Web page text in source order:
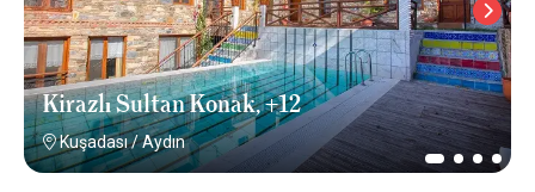
Kirazlı Sultan Konak, +12
Kuşadası/Aydın